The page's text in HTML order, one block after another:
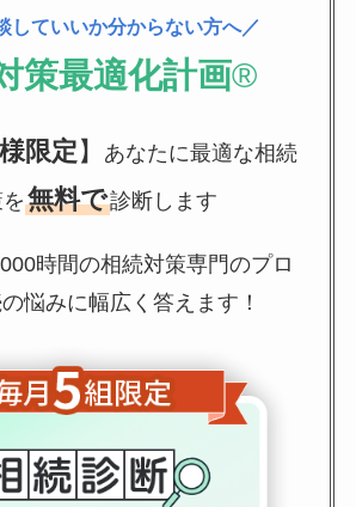
していいか分からない方へ／
策最適化計画®
限定】
あなたに最適な相続
無料で診断します
時間の相続対策専門のプロ
悩みに幅広く答えます！